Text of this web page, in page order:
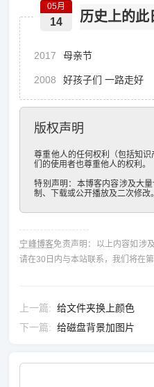
历史上的此
05月
14
2017 母亲节
2008 好孩子们 一路走好
版权声明
尊重他人的任何权利（包括知
们的使用者也尊重他人的权利。
特别声明：本博客内容涉及大
制、下载或公开播放及二次修改。
宁峰博客免责声明：以上内容如涉
请在30日内与本站联系，我们将在
上一篇
给文件夹换上颜色
下一篇
给磁盘背景加图片